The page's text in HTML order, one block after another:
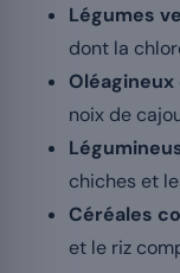
Légumes
dont la
noix de
chiches et
Céréales
et le riz